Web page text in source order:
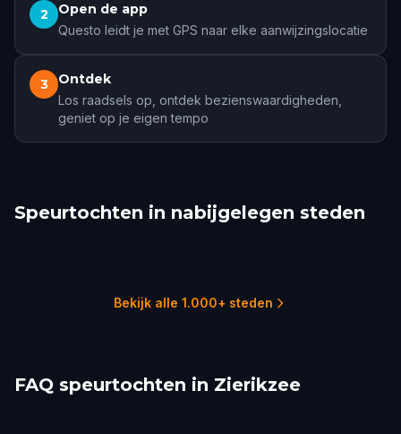
2 Open de app
Questo leidt je met GPS naar elke aanwijzingslocatie
3 Ontdek
Los raadsels op, ontdek bezienswaardigheden,
geniet op je eigen tempo
Speurtochten in nabijgelegen steden
Rotterdam Delft
Bekijk alle 1.000+ steden
FAQ speurtochten in Zierikzee